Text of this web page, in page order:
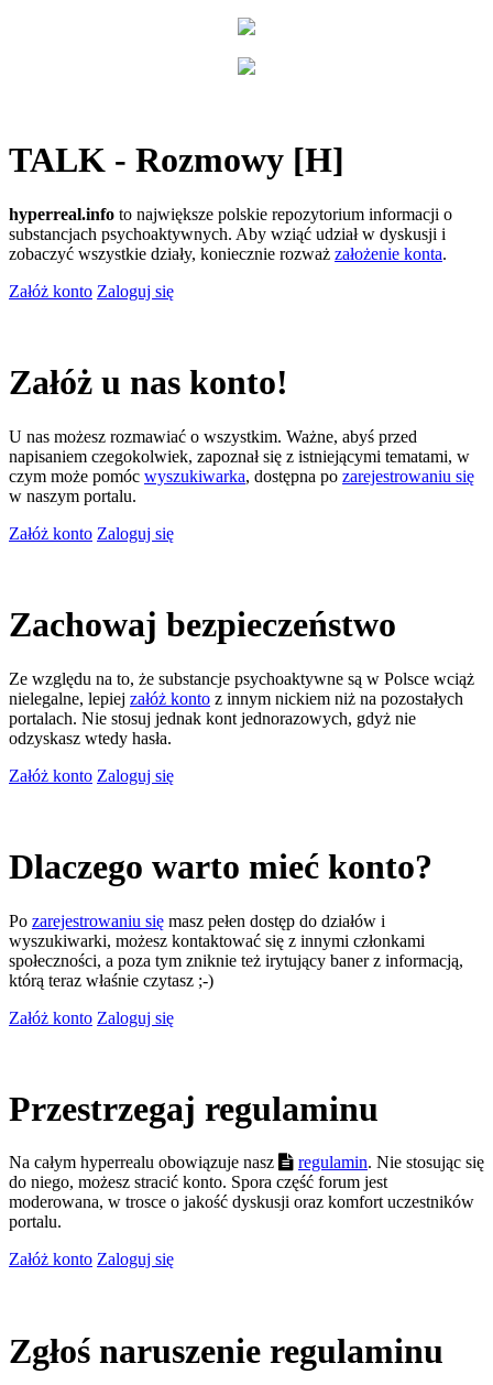
TALK - Rozmowy [H]
hyperreal.info to największe polskie repozytorium informacji o
substancjach psychoaktywnych. Aby wziąć udział w dyskusji i
zobaczyć wszystkie działy, koniecznie rozważ założenie konta.
Załóż konto Zaloguj się
Załóż u nas konto!
U nas możesz rozmawiać o wszystkim. Ważne, abyś przed
napisaniem czegokolwiek, zapoznał się z istniejącymi tematami, w
czym może pomóc wyszukiwarka, dostępna po zarejestrowaniu się
w naszym portalu.
Załóż konto Zaloguj się
Zachowaj bezpieczeństwo
Ze względu na to, że substancje psychoaktywne są w Polsce wciąż
nielegalne, lepiej załóż konto z innym nickiem niż na pozostałych
portalach. Nie stosuj jednak kont jednorazowych, gdyż nie
odzyskasz wtedy hasła.
Załóż konto Zaloguj się
Dlaczego warto mieć konto?
Po zarejestrowaniu się masz pełen dostęp do działów i
wyszukiwarki, możesz kontaktować się z innymi członkami
społeczności, a poza tym zniknie też irytujący baner z informacją,
którą teraz właśnie czytasz ;-)
Załóż konto Zaloguj się
Przestrzegaj regulaminu
Na całym hyperrealu obowiązuje nasz regulamin. Nie stosując się
do niego, możesz stracić konto. Spora część forum jest
moderowana, w trosce o jakość dyskusji oraz komfort uczestników
portalu.
Załóż konto Zaloguj się
Zgłoś naruszenie regulaminu